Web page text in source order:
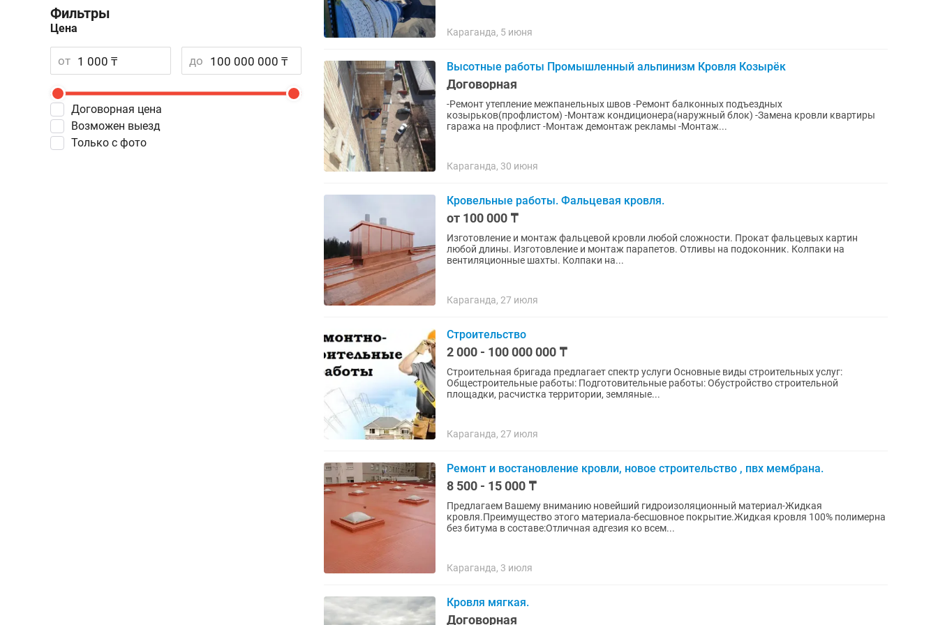
Фильтры
Цена
от до
Договорная цена
Возможен выезд
Только с фото
Караганда, 5 июня
Высотные работы Промышленный альпинизм Кровля Козырёк
Договорная
-Ремонт утепление межпанельных швов -Ремонт балконных подъездных
козырьков(профлистом) -Монтаж кондиционера(наружный блок) -Замена кровли квартиры
гаража на профлист -Монтаж демонтаж рекламы -Монтаж...
Караганда, 30 июня
Кровельные работы. Фальцевая кровля.
от 100 000 ₸
Изготовление и монтаж фальцевой кровли любой сложности. Прокат фальцевых картин
любой длины. Изготовление и монтаж парапетов. Отливы на подоконник. Колпаки на
вентиляционные шахты. Колпаки на...
Караганда, 27 июля
Строительство
2 000 - 100 000 000 ₸
Строительная бригада предлагает спектр услуги Основные виды строительных услуг:
Общестроительные работы: Подготовительные работы: Обустройство строительной
площадки, расчистка территории, земляные...
Караганда, 27 июля
Ремонт и востановление кровли, новое строительство , пвх мембрана.
8 500 - 15 000 ₸
Предлагаем Вашему вниманию новейший гидроизоляционный материал-Жидкая
кровля.Преимущество этого материала-бесшовное покрытие.Жидкая кровля 100% полимерна
без битума в составе:Отличная адгезия ко всем...
Караганда, 3 июля
Кровля мягкая.
Договорная